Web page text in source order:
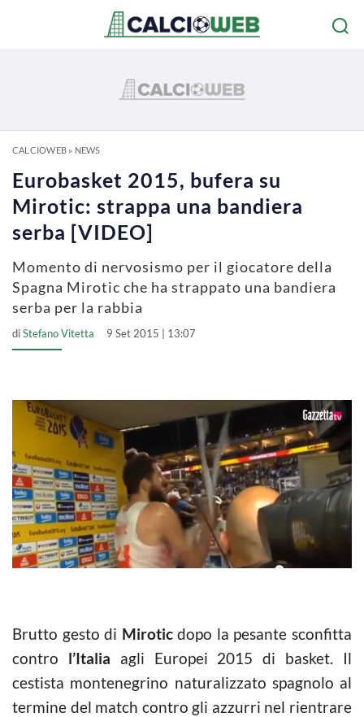
CALCIOWEB» NEWS
Eurobasket 2015, bufera su
Mirotic: strappa una bandiera
serba [VIDEO]
Momento di nervosismo per il giocatore della
Spagna Mirotic che ha strappato una bandiera
serba per la rabbia
diStefano Vitetta 9 Set 2015 | 13:07
Brutto gesto di Miroticdopo la pesante sconfitta
contro l’Italia agli Europei 2015 di basket. Il
cestista montenegrino naturalizzato spagnolo al
termine del match contro gli azzurri nel rientrare